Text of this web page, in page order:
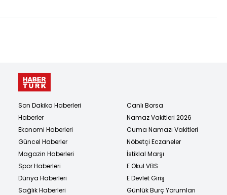
Son Dakika Haberleri
Haberler
Ekonomi Haberleri
Güncel Haberler
Magazin Haberleri
Spor Haberleri
Dünya Haberleri
Sağlık Haberleri
Canlı Borsa
Namaz Vakitleri 2026
Cuma Namazı Vakitleri
Nöbetçi Eczaneler
İstiklal Marşı
E Okul VBS
E Devlet Giriş
Günlük Burç Yorumları